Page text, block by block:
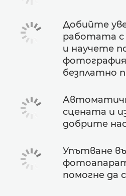
Добийте
работата
и научете
безплатно
сцената и
добрите
Упътване
помогне да